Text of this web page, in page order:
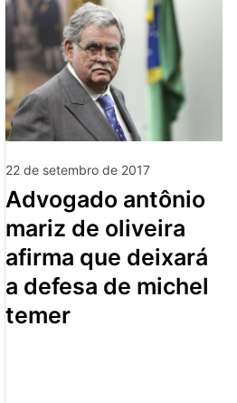
22 de setembro de 2017
advogado antônio
mariz de oliveira
afirma que deixará
a defesa de michel
temer